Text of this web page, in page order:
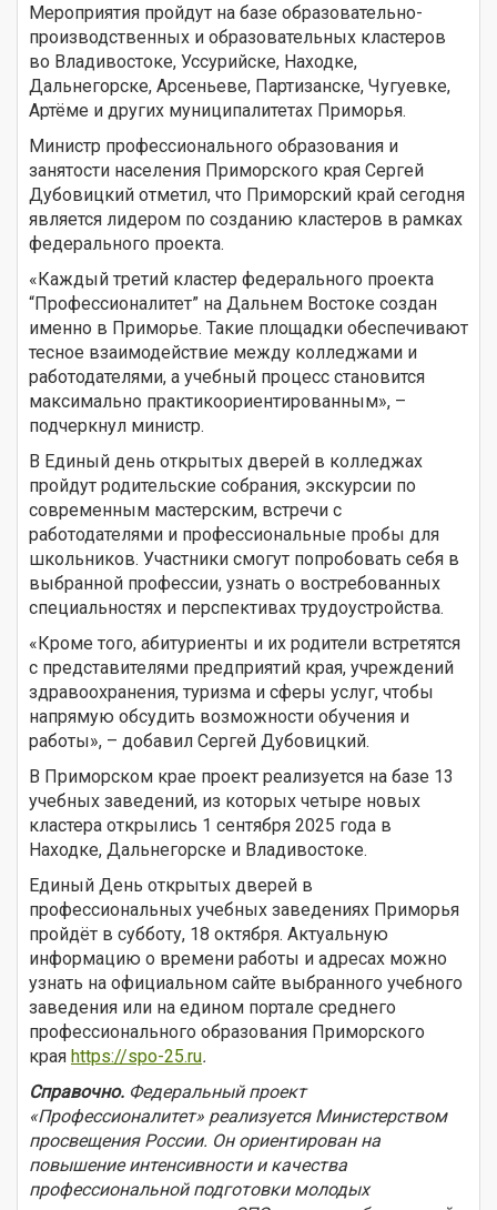
Мероприятия пройдут на базе образовательно-
производственных и образовательных кластеров
во Владивостоке, Уссурийске, Находке,
Дальнегорске, Арсеньеве, Партизанске, Чугуевке,
Артёме и других муниципалитетах Приморья.
Министр профессионального образования и
занятости населения Приморского края Сергей
Дубовицкий отметил, что Приморский край сегодня
является лидером по созданию кластеров в рамках
федерального проекта.
«Каждый третий кластер федерального проекта
“Профессионалитет” на Дальнем Востоке создан
именно в Приморье. Такие площадки обеспечивают
тесное взаимодействие между колледжами и
работодателями, а учебный процесс становится
максимально практикоориентированным», –
подчеркнул министр.
В Единый день открытых дверей в колледжах
пройдут родительские собрания, экскурсии по
современным мастерским, встречи с
работодателями и профессиональные пробы для
школьников. Участники смогут попробовать себя в
выбранной профессии, узнать о востребованных
специальностях и перспективах трудоустройства.
«Кроме того, абитуриенты и их родители встретятся
с представителями предприятий края, учреждений
здравоохранения, туризма и сферы услуг, чтобы
напрямую обсудить возможности обучения и
работы», – добавил Сергей Дубовицкий.
В Приморском крае проект реализуется на базе 13
учебных заведений, из которых четыре новых
кластера открылись 1 сентября 2025 года в
Находке, Дальнегорске и Владивостоке.
Единый День открытых дверей в
профессиональных учебных заведениях Приморья
пройдёт в субботу, 18 октября. Актуальную
информацию о времени работы и адресах можно
узнать на официальном сайте выбранного учебного
заведения или на едином портале среднего
профессионального образования Приморского
края https://spo-25.ru.
Справочно. Федеральный проект
«Профессионалитет» реализуется Министерством
просвещения России. Он ориентирован на
повышение интенсивности и качества
профессиональной подготовки молодых